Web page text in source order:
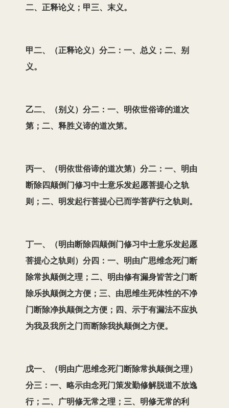
二、正释论义；甲三、末义。
甲二、（正释论义）分二：一、总义；二、别
义。
乙二、（别义）分二：一、明依世俗谛的道次
第；二、释胜义谛的道次第。
丙一、（明依世俗谛的道次第）分二：一、明由
断除四颠倒门修习中士意乐发起愿菩提心之轨
则；二、明发起行菩提心已而学菩萨行之轨则。
丁一、（明由断除四颠倒门修习中士意乐发起愿
菩提心之轨则）分四：一、明由广思维念死门断
除常执颠倒之理；二、明由修有漏身皆苦之门断
除乐执颠倒之方便；三、由思维生死体性的不净
门断除净执颠倒之方便；四、示于有漏法不应执
为我及我所之门而断除我执颠倒之方便。
戊一、（明由广思维念死门断除常执颠倒之理）
分三：一、略示由念死门策发勤修解脱道不放逸
行；二、广明修无常之理；三、明修无常的利